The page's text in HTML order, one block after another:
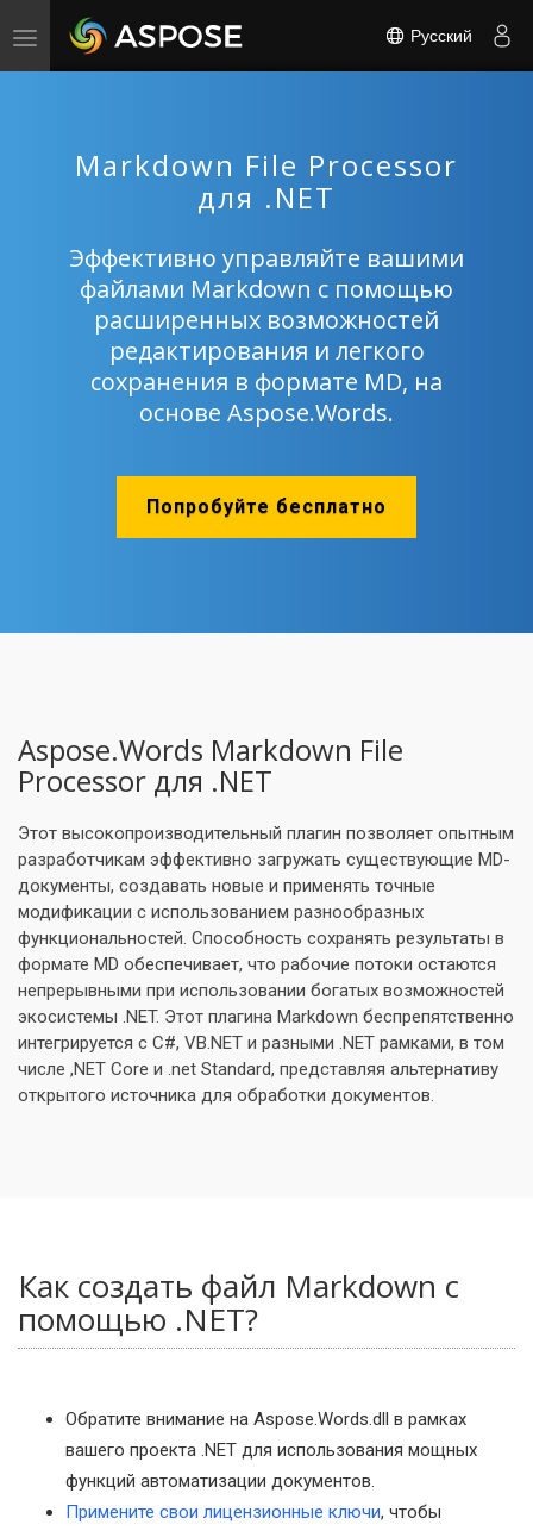
Toggle
Русский
Markdown File Processor
для .NET
Эффективно управляйте вашими
файлами Markdown с помощью
расширенных возможностей
редактирования и легкого
сохранения в формате MD, на
основе Aspose.Words.
Попробуйте бесплатно
Aspose.Words Markdown File
Processor для .NET
Этот высокопроизводительный плагин позволяет опытным
разработчикам эффективно загружать существующие MD-
документы, создавать новые и применять точные
модификации с использованием разнообразных
функциональностей. Способность сохранять результаты в
формате MD обеспечивает, что рабочие потоки остаются
непрерывными при использовании богатых возможностей
экосистемы .NET. Этот плагина Markdown беспрепятственно
интегрируется с C#, VB.NET и разными .NET рамками, в том
числе ,NET Core и .net Standard, представляя альтернативу
открытого источника для обработки документов.
Как создать файл Markdown с
помощью .NET?
Обратите внимание на Aspose.Words.dll в рамках
вашего проекта .NET для использования мощных
функций автоматизации документов.
Примените свои лицензионные ключи, чтобы